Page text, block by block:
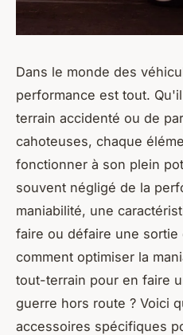
Dans le monde des
performance est tout.
terrain accidenté ou de
cahoteuses, chaque
fonctionner à son plein
souvent négligé de la
maniabilité, une
faire ou défaire une
comment optimiser la
tout-terrain pour en faire
guerre hors route ? Voici
accessoires spécifiques